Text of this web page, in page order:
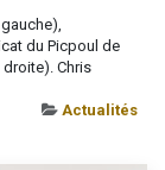
du Picpoul de
droite). Chris
Actualités